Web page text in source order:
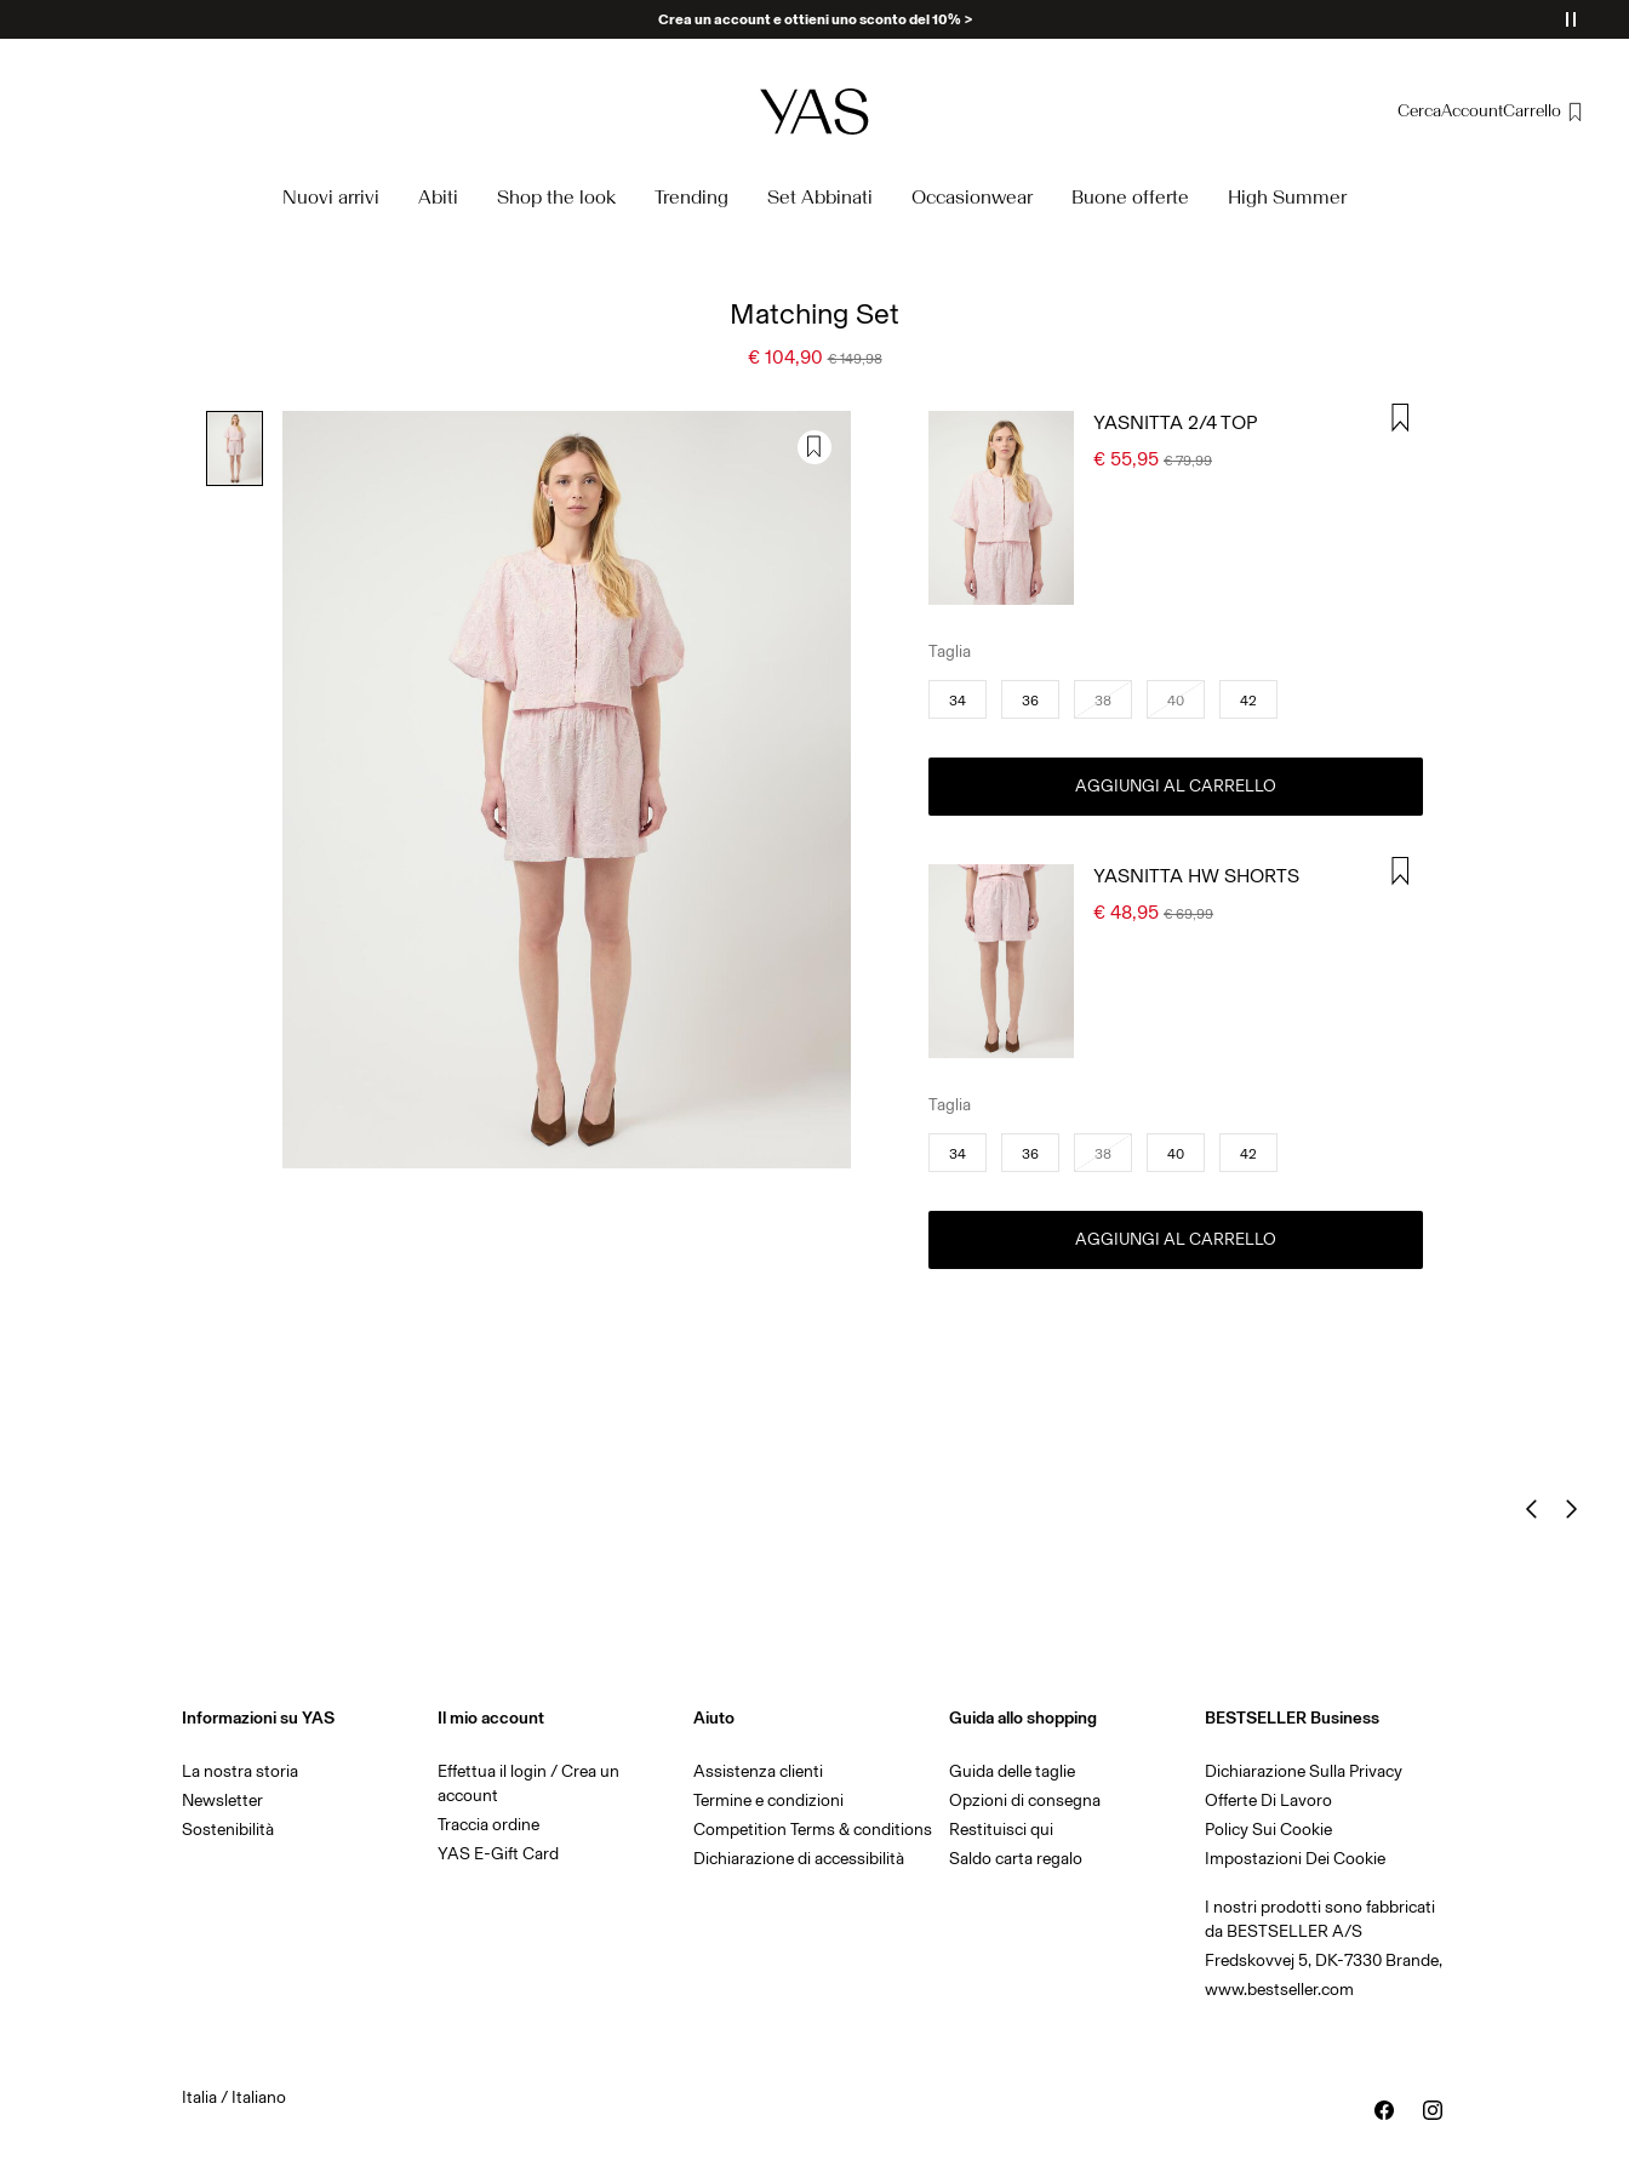
Crea un account e ottieni uno sconto del 10% >
CercaAccountCarrello
Nuovi arrivi Abiti Shop the look Trending Set Abbinati Occasionwear Buone offerte High Summer
Matching Set
€ 104,90 € 149,98
YASNITTA 2/4 TOP
€ 55,95 € 79,99
Taglia
34 36 38 40 42
AGGIUNGI AL CARRELLO
YASNITTA HW SHORTS
€ 48,95 € 69,99
Taglia
34 36 38 40 42
AGGIUNGI AL CARRELLO
Informazioni su YAS
La nostra storia
Newsletter
Sostenibilità
Il mio account
Effettua il login / Crea un
account
Traccia ordine
YAS E-Gift Card
Aiuto
Assistenza clienti
Termine e condizioni
Competition Terms & conditions
Dichiarazione di accessibilità
Guida allo shopping
Guida delle taglie
Opzioni di consegna
Restituisci qui
Saldo carta regalo
BESTSELLER Business
Dichiarazione Sulla Privacy
Offerte Di Lavoro
Policy Sui Cookie
Impostazioni Dei Cookie
I nostri prodotti sono fabbricati
da BESTSELLER A/S
Fredskovvej 5, DK-7330 Brande,
www.bestseller.com
Italia / Italiano